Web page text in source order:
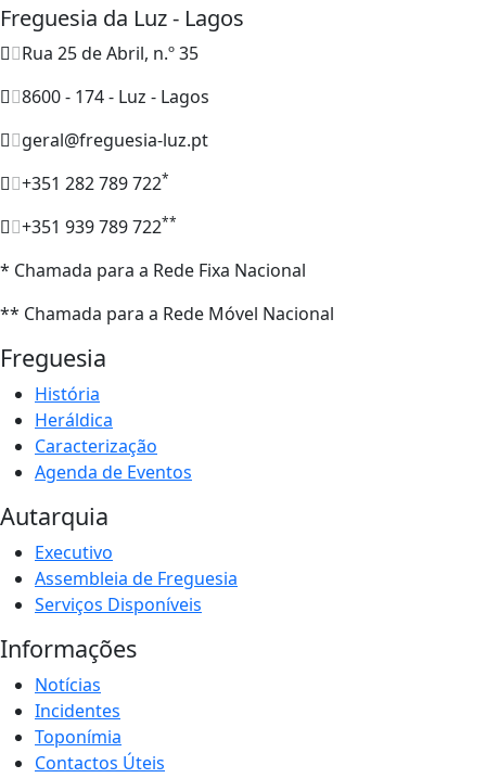
Freguesia da Luz - Lagos
Rua 25 de Abril, n.º 35
8600 - 174 - Luz - Lagos
geral@freguesia-luz.pt
+351 282 789 722*
+351 939 789 722**
* Chamada para a Rede Fixa Nacional
** Chamada para a Rede Móvel Nacional
Freguesia
História
Heráldica
Caracterização
Agenda de Eventos
Autarquia
Executivo
Assembleia de Freguesia
Serviços Disponíveis
Informações
Notícias
Incidentes
Toponímia
Contactos Úteis